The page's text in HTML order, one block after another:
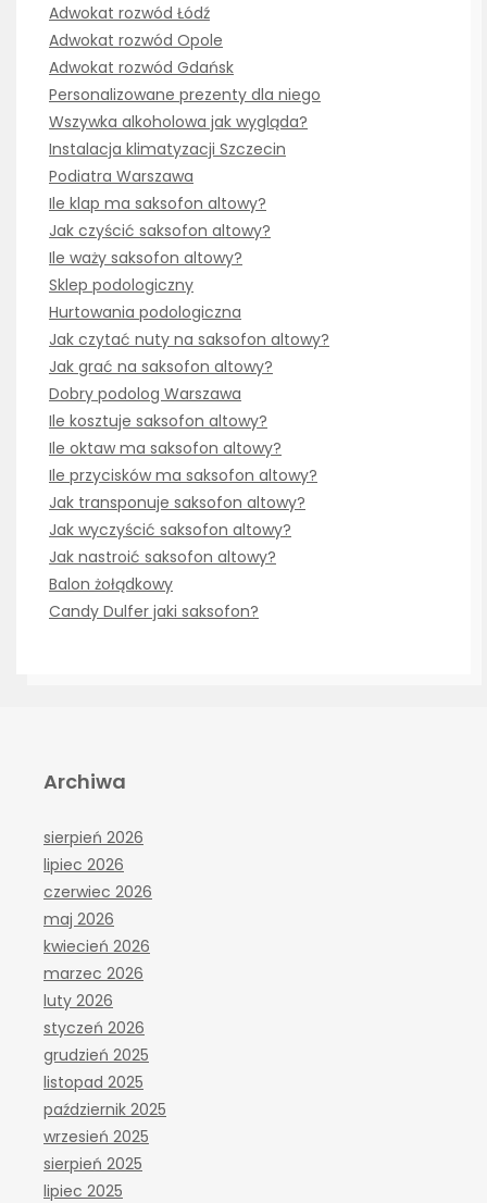
Adwokat rozwód Łódź
Adwokat rozwód Opole
Adwokat rozwód Gdańsk
Personalizowane prezenty dla niego
Wszywka alkoholowa jak wygląda?
Instalacja klimatyzacji Szczecin
Podiatra Warszawa
Ile klap ma saksofon altowy?
Jak czyścić saksofon altowy?
Ile waży saksofon altowy?
Sklep podologiczny
Hurtowania podologiczna
Jak czytać nuty na saksofon altowy?
Jak grać na saksofon altowy?
Dobry podolog Warszawa
Ile kosztuje saksofon altowy?
Ile oktaw ma saksofon altowy?
Ile przycisków ma saksofon altowy?
Jak transponuje saksofon altowy?
Jak wyczyścić saksofon altowy?
Jak nastroić saksofon altowy?
Balon żołądkowy
Candy Dulfer jaki saksofon?
Archiwa
sierpień 2026
lipiec 2026
czerwiec 2026
maj 2026
kwiecień 2026
marzec 2026
luty 2026
styczeń 2026
grudzień 2025
listopad 2025
październik 2025
wrzesień 2025
sierpień 2025
lipiec 2025